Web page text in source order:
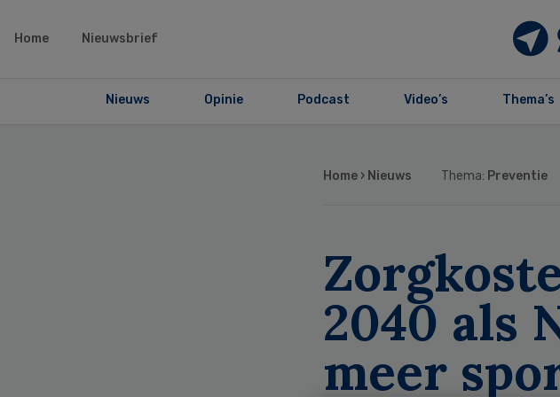
Home Nieuwsbrief
Nieuws Opinie Podcast Video’s Thema’s
Home › Nieuws Thema: Preventie
2040 als
meer